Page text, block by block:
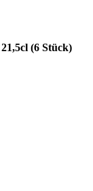
(6 Stück)